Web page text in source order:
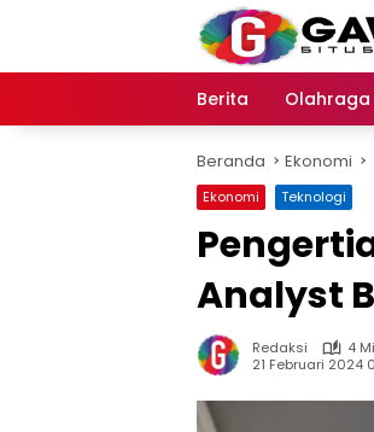
Berita Olahraga
Beranda Ekonomi
Ekonomi Teknologi
Analyst
Redaksi
4
21 Februari 2024